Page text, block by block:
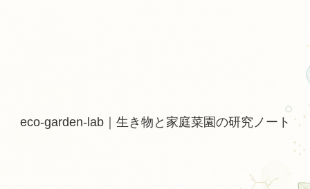
eco-garden-lab｜生き物と家庭菜園の研究ノート